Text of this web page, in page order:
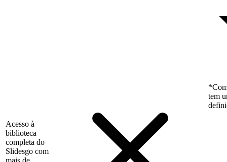
tem
Acesso à
biblioteca
completa do
Slidesgo com
mais de